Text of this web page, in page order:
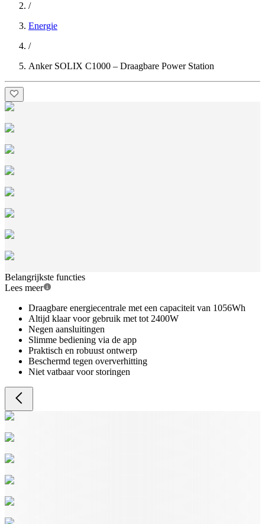
/
Energie
/
Anker SOLIX C1000 – Draagbare Power Station
Belangrijkste functies
Lees meer
Draagbare energiecentrale met een capaciteit van 1056Wh
Altijd klaar voor gebruik met tot 2400W
Negen aansluitingen
Slimme bediening via de app
Praktisch en robuust ontwerp
Beschermd tegen oververhitting
Niet vatbaar voor storingen